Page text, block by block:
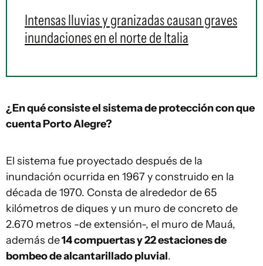
Intensas lluvias y granizadas causan graves
inundaciones en el norte de Italia
¿En qué consiste el sistema de protección con que
cuenta Porto Alegre?
El sistema fue proyectado después de la
inundación ocurrida en 1967 y construido en la
década de 1970. Consta de alrededor de 65
kilómetros de diques y un muro de concreto de
2.670 metros -de extensión-, el muro de Mauá,
además de14 compuertas y 22 estaciones de
bombeo de alcantarillado pluvial.